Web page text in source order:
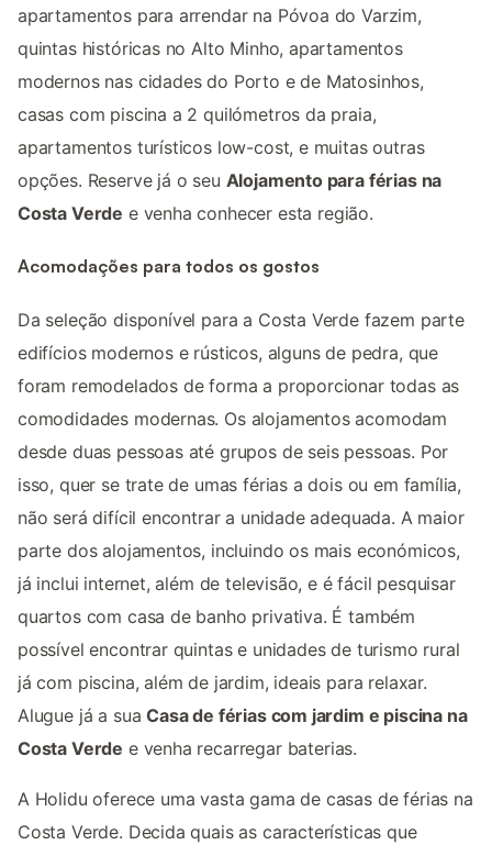
apartamentos para arrendar na Póvoa do Varzim,
quintas históricas no Alto Minho, apartamentos
modernos nas cidades do Porto e de Matosinhos,
casas com piscina a 2 quilómetros da praia,
apartamentos turísticos low-cost, e muitas outras
opções. Reserve já o seu Alojamento para férias na
Costa Verde e venha conhecer esta região.
Acomodações para todos os gostos
Da seleção disponível para a Costa Verde fazem parte
edifícios modernos e rústicos, alguns de pedra, que
foram remodelados de forma a proporcionar todas as
comodidades modernas. Os alojamentos acomodam
desde duas pessoas até grupos de seis pessoas. Por
isso, quer se trate de umas férias a dois ou em família,
não será difícil encontrar a unidade adequada. A maior
parte dos alojamentos, incluindo os mais económicos,
já inclui internet, além de televisão, e é fácil pesquisar
quartos com casa de banho privativa. É também
possível encontrar quintas e unidades de turismo rural
já com piscina, além de jardim, ideais para relaxar.
Alugue já a suaCasa de férias com jardim e piscina na
Costa Verde e venha recarregar baterias.
A Holidu oferece uma vasta gama de casas de férias na
Costa Verde. Decida quais as características que